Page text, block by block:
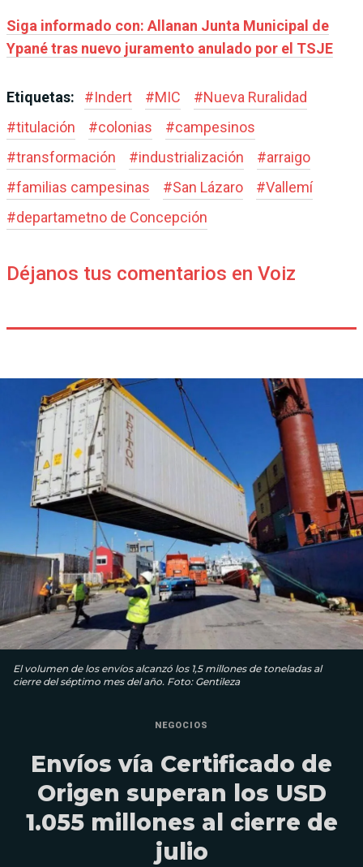
Siga informado con: Allanan Junta Municipal de
Ypané tras nuevo juramento anulado por el TSJE
Etiquetas: #Indert #MIC #Nueva Ruralidad
#titulación #colonias #campesinos
#transformación #industrialización #arraigo
#familias campesinas #San Lázaro #Vallemí
#departametno de Concepción
Déjanos tus comentarios en Voiz
El volumen de los envíos alcanzó los 1,5 millones de toneladas al
cierre del séptimo mes del año. Foto: Gentileza
NEGOCIOS
Envíos vía Certificado de
Origen superan los USD
1.055 millones al cierre de
julio